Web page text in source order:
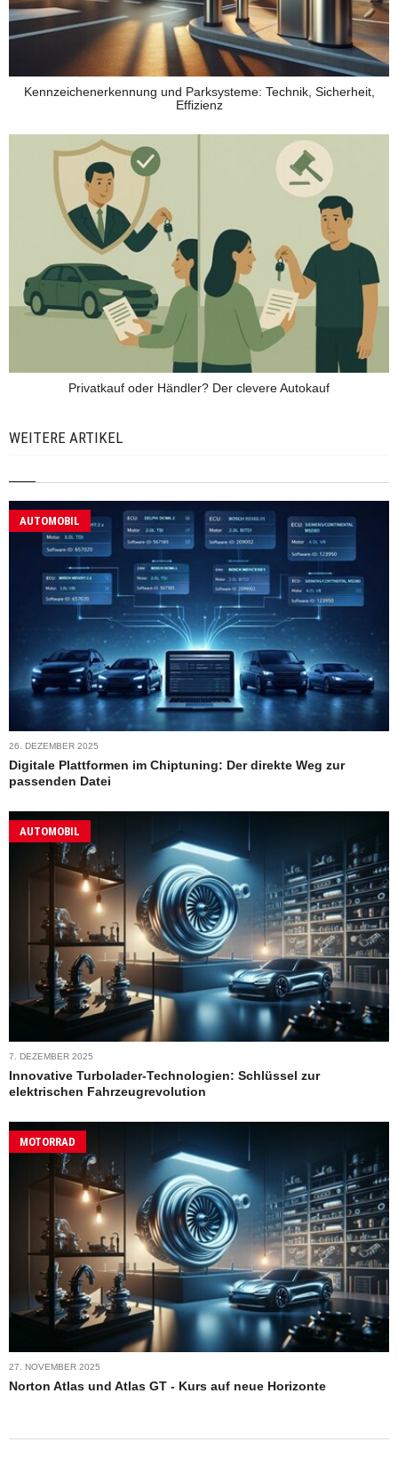
Kennzeichenerkennung und Parksysteme: Technik, Sicherheit,
Effizienz
Privatkauf oder Händler? Der clevere Autokauf
WEITERE ARTIKEL
AUTOMOBIL
26. DEZEMBER 2025
Digitale Plattformen im Chiptuning: Der direkte Weg zur
passenden Datei
AUTOMOBIL
7. DEZEMBER 2025
Innovative Turbolader-Technologien: Schlüssel zur
elektrischen Fahrzeugrevolution
MOTORRAD
27. NOVEMBER 2025
Norton Atlas und Atlas GT - Kurs auf neue Horizonte